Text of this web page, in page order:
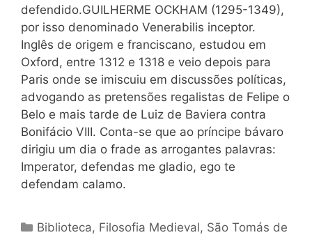
defendido.GUILHERME OCKHAM (1295-1349),
por isso denominado Venerabilis inceptor.
Inglês de origem e franciscano, estudou em
Oxford, entre 1312 e 1318 e veio depois para
Paris onde se imiscuiu em discussões políticas,
advogando as pretensões regalistas de Felipe o
Belo e mais tarde de Luiz de Baviera contra
Bonifácio VIII. Conta-se que ao príncipe bávaro
dirigiu um dia o frade as arrogantes palavras:
Imperator, defendas me gladio, ego te
defendam calamo.
Categorias
Biblioteca, Filosofia Medieval, São Tomás de